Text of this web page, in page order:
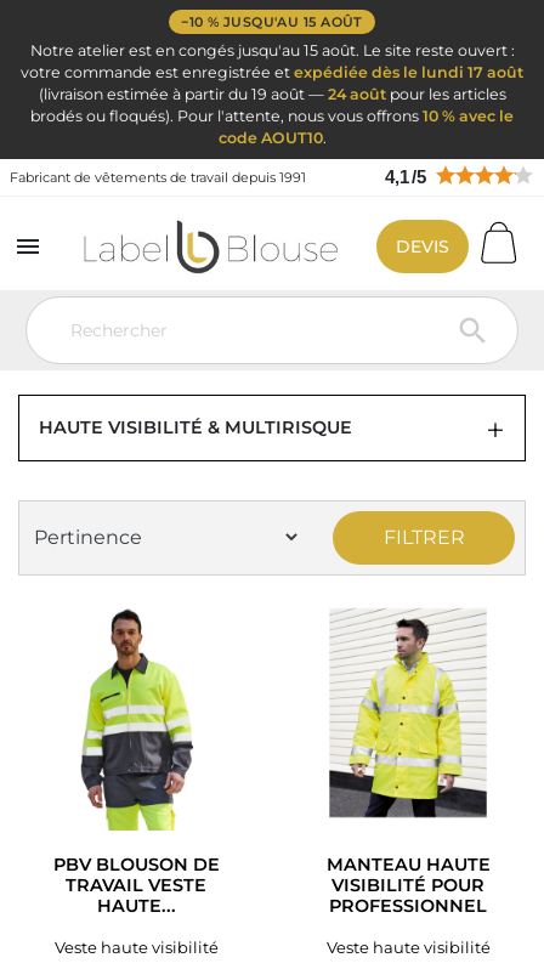
−10 % JUSQU'AU 15 AOÛT
Notre atelier est en congés jusqu'au 15 août. Le site reste ouvert :
votre commande est enregistrée et expédiée dès le lundi 17 août
(livraison estimée à partir du 19 août — 24 aoûtpour les articles
brodés ou floqués). Pour l'attente, nous vous offrons 10 % avec le
code AOUT10.
Fabricant de vêtements de travail depuis 1991 4,1/5


DEVIS
Vêtement de travail Vêtement de travail
Vêtement haute visibilité
VESTE HAUTE VISIBILITÉ POUR HOMME
ET POUR FEMME
HAUTE VISIBILITÉ & MULTIRISQUE
FILTRER
PBV BLOUSON DE
TRAVAIL VESTE
HAUTE...
Veste haute visibilité
MANTEAU HAUTE
VISIBILITÉ POUR
PROFESSIONNEL
Veste haute visibilité